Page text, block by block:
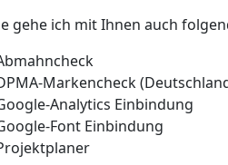
gehe ich mit Ihnen auch
Markencheck
Analytics Einbindung
Font Einbindung